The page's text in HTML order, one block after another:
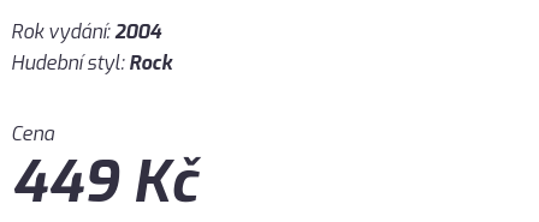
Rok vydání:2004
Hudební styl:Rock
Cena
449Kč